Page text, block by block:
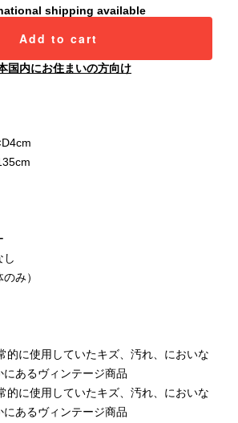
shipping available
Add to cart
国内にお住まいの方向け
み）
的に使用していたキズ、汚れ、においな
にあるヴィンテージ商品
的に使用していたキズ、汚れ、においな
にあるヴィンテージ商品